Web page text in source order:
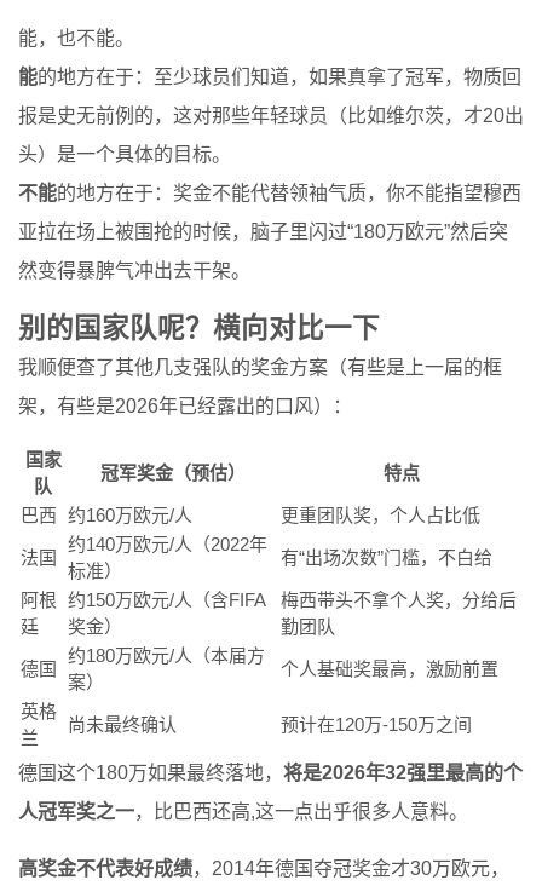
能，也不能。
能的地方在于：至少球员们知道，如果真拿了冠军，物质回
报是史无前例的，这对那些年轻球员（比如维尔茨，才20出
头）是一个具体的目标。
不能的地方在于：奖金不能代替领袖气质，你不能指望穆西
亚拉在场上被围抢的时候，脑子里闪过“180万欧元”然后突
然变得暴脾气冲出去干架。
别的国家队呢？横向对比一下
我顺便查了其他几支强队的奖金方案（有些是上一届的框
架，有些是2026年已经露出的口风）：
国家
队
冠军奖金（预估） 特点
巴西 约160万欧元/人 更重团队奖，个人占比低
法国
约140万欧元/人（2022年
标准）
有“出场次数”门槛，不白给
阿根
廷
约150万欧元/人（含FIFA
奖金）
梅西带头不拿个人奖，分给后
勤团队
德国
约180万欧元/人（本届方
案）
个人基础奖最高，激励前置
英格
兰
尚未最终确认 预计在120万-150万之间
德国这个180万如果最终落地， 将是2026年32强里最高的个
人冠军奖之一，比巴西还高,这一点出乎很多人意料。
高奖金不代表好成绩，2014年德国夺冠奖金才30万欧元，